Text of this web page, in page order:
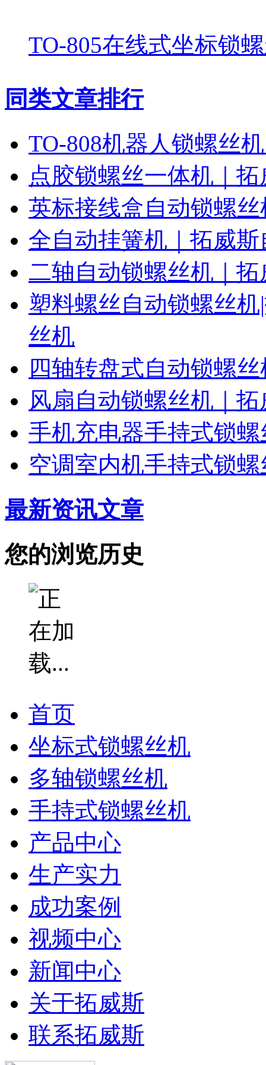
TO-805在线式坐标锁
同类文章排行
TO-808机器人锁螺丝
点胶锁螺丝一体机｜
英标接线盒自动锁螺
全自动挂簧机｜拓威
二轴自动锁螺丝机｜
塑料螺丝自动锁螺丝
丝机
四轴转盘式自动锁螺
风扇自动锁螺丝机｜
手机充电器手持式锁
空调室内机手持式锁
最新资讯文章
您的浏览历史
首页
坐标式锁螺丝机
多轴锁螺丝机
手持式锁螺丝机
产品中心
生产实力
成功案例
视频中心
新闻中心
关于拓威斯
联系拓威斯